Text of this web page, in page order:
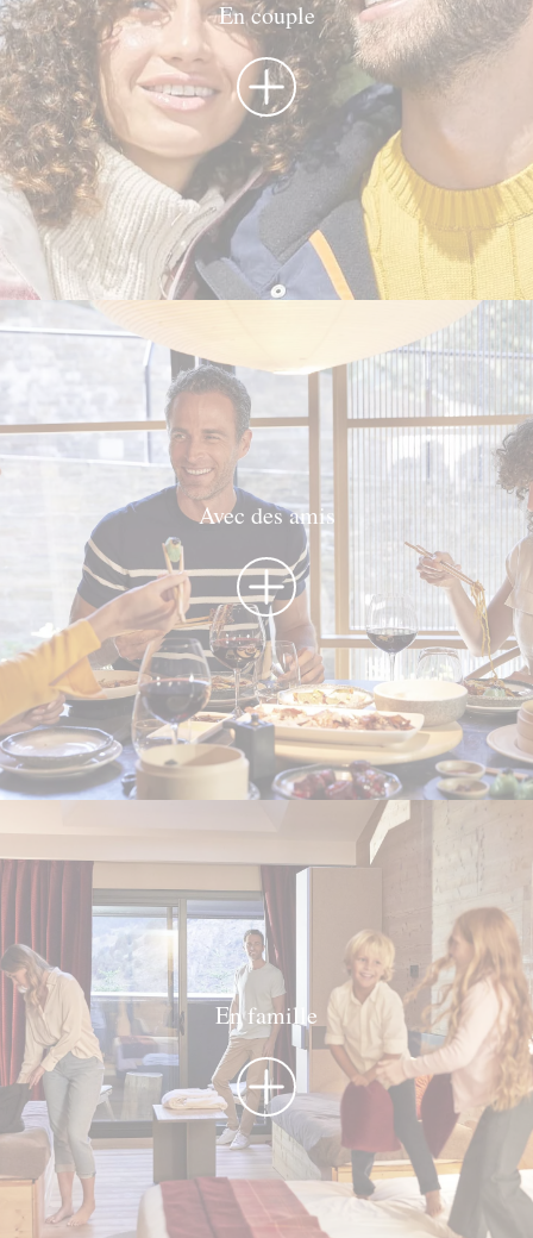
idéale, vous pouvez consulter celles que
nous vous proposons en fonction de qui vous
accompagne dans votre séjour (famille, amis,
couple) ou en fonction du type d’activité que
vous avez envie de faire : sport, bien-être et
wellness, gastronomique ou de loisirs en
général.
Si vous préférez, vous pouvez aussi nous
vous aimeriez faire pendant votre séjour en
Andorre. Nous emploierons tous nos moyens
pour exaucer vos souhaits.
Rêvez, espérez, imaginez... presque tout
est possible au cœur de nos montagnes !
En couple
Avec des amis
En famille